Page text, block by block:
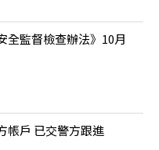
全監督檢查辦法》10月
帳戶 已交警方跟進